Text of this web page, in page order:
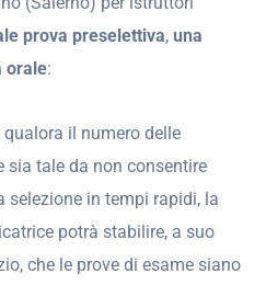
prova preselettiva, una
orale:
qualora il numero delle
sia tale da non consentire
selezione in tempi rapidi, la
potrà stabilire, a suo
che le prove di esame siano